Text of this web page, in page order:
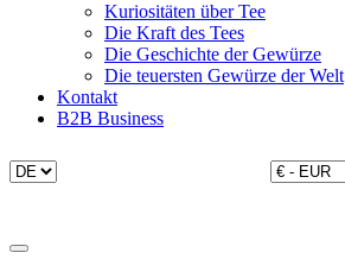
Kuriositäten über Tee
Die Kraft des Tees
Die Geschichte der Gewürze
Die teuersten Gewürze der Welt
Kontakt
B2B Business